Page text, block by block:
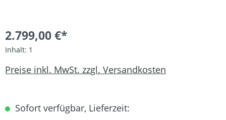
2.799,00 €*
Inhalt: 1
Preise inkl. MwSt. zzgl. Versandkosten
Sofort verfügbar, Lieferzeit: